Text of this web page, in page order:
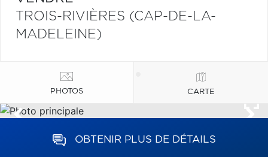
TROIS-RIVIÈRES (CAP-DE-LA-
MADELEINE)
PHOTOS CARTE
OBTENIR PLUS DE DÉTAILS